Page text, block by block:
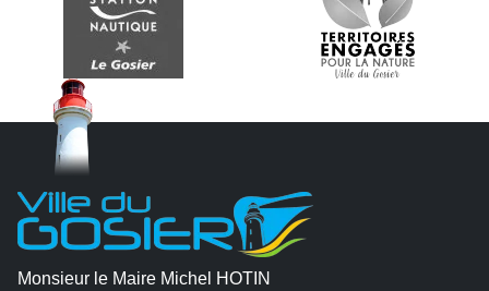
Monsieur le Maire Michel HOTIN